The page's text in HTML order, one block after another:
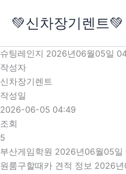
로
건
너
뛰
기
💚신차장기렌트💚
슈팅레인지 2026년06월05일
작성자
신차장기렌트
작성일
2026-06-05 04:49
조회
5
부산게임학원 2026년06월05일
원룸구할때카 견적 정보 2026